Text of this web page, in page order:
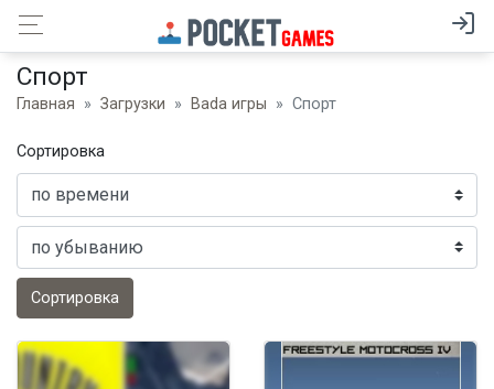
Спорт
Главная Загрузки Bada игры Спорт
Сортировка
Сортировка